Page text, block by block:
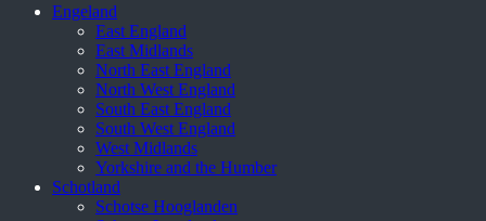
Engeland
East England
East Midlands
North East England
North West England
South East England
South West England
West Midlands
Yorkshire and the Humber
Schotland
Schotse Hooglanden